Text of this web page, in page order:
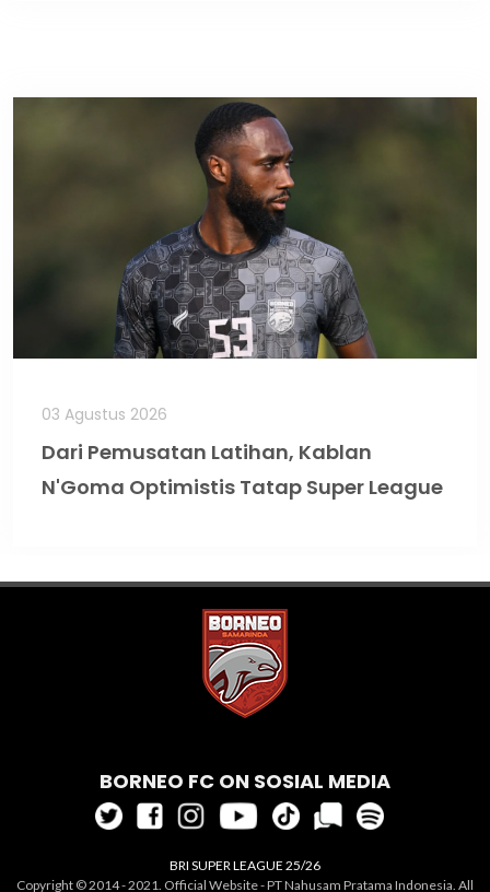
03 Agustus 2026
Dari Pemusatan Latihan, Kablan
N'Goma Optimistis Tatap Super League
BORNEO FC ON SOSIAL MEDIA
BRI SUPER LEAGUE 25/26
Copyright © 2014 - 2021. Official Website - PT Nahusam Pratama Indonesia. All